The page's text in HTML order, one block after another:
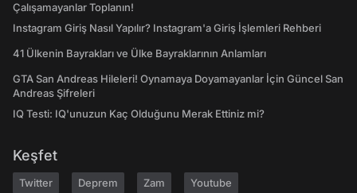
Çalışamayanlar Toplanın!
Instagram Giriş Nasıl Yapılır? Instagram'a Giriş İşlemleri Rehberi
41 Ülkenin Bayrakları ve Ülke Bayraklarının Anlamları
GTA San Andreas Hileleri! Oynamaya Doyamayanlar İçin Güncel San
Andreas Şifreleri
IQ Testi: IQ'unuzun Kaç Olduğunu Merak Ettiniz mi?
Keşfet
Twitter Deprem Zam Youtube